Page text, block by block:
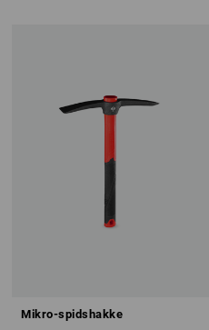
Mikro-spidshakke